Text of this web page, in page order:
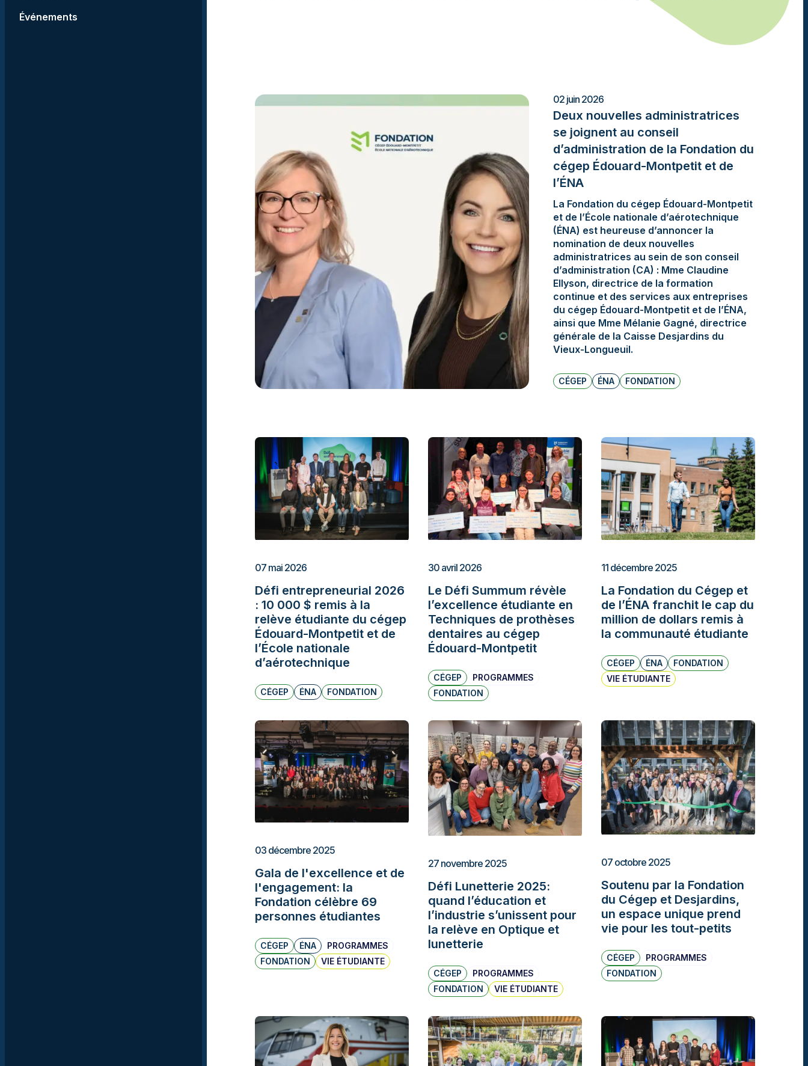
Événements
Double DEC en sciences
Radiodiagnostic
Soins infirmiers
En savoir plus sur les
programmes techniques
02 juin 2026
Deux nouvelles administratrices
se joignent au conseil
d’administration de la Fondation du
cégep Édouard-Montpetit et de
l’ÉNA
La Fondation du cégep Édouard-Montpetit
et de l’École nationale d’aérotechnique
(ÉNA) est heureuse d’annoncer la
nomination de deux nouvelles
administratrices au sein de son conseil
d’administration (CA) : Mme Claudine
Ellyson, directrice de la formation
continue et des services aux entreprises
du cégep Édouard-Montpetit et de l’ÉNA,
ainsi que Mme Mélanie Gagné, directrice
générale de la Caisse Desjardins du
Vieux-Longueuil.
CÉGEP ÉNA FONDATION
07 mai 2026
Défi entrepreneurial 2026
: 10 000 $ remis à la
relève étudiante du cégep
Édouard-Montpetit et de
l’École nationale
d’aérotechnique
CÉGEP ÉNA FONDATION
30 avril 2026
Le Défi Summum révèle
l’excellence étudiante en
Techniques de prothèses
dentaires au cégep
Édouard-Montpetit
CÉGEP
PROGRAMMES
FONDATION
11 décembre 2025
La Fondation du Cégep et
de l’ÉNA franchit le cap du
million de dollars remis à
la communauté étudiante
CÉGEP ÉNA
FONDATION
VIE ÉTUDIANTE
03 décembre 2025
Gala de l'excellence et de
l'engagement: la
Fondation célèbre 69
personnes étudiantes
CÉGEP ÉNA
PROGRAMMES
FONDATION
VIE ÉTUDIANTE
27 novembre 2025
Défi Lunetterie 2025:
quand l’éducation et
l’industrie s’unissent pour
la relève en Optique et
lunetterie
CÉGEP
PROGRAMMES
FONDATION
VIE ÉTUDIANTE
07 octobre 2025
Soutenu par la Fondation
du Cégep et Desjardins,
un espace unique prend
vie pour les tout-petits
CÉGEP
PROGRAMMES
FONDATION